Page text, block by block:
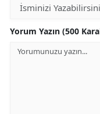
Yorum Yazın (500